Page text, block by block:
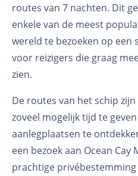
routes van 7 nachten. Dit
enkele van de meest
wereld te bezoeken op een
voor reizigers die graag
zien.
De routes van het schip
zoveel mogelijk tijd te
aanlegplaatsen te
een bezoek aan Ocean
prachtige privébestemming